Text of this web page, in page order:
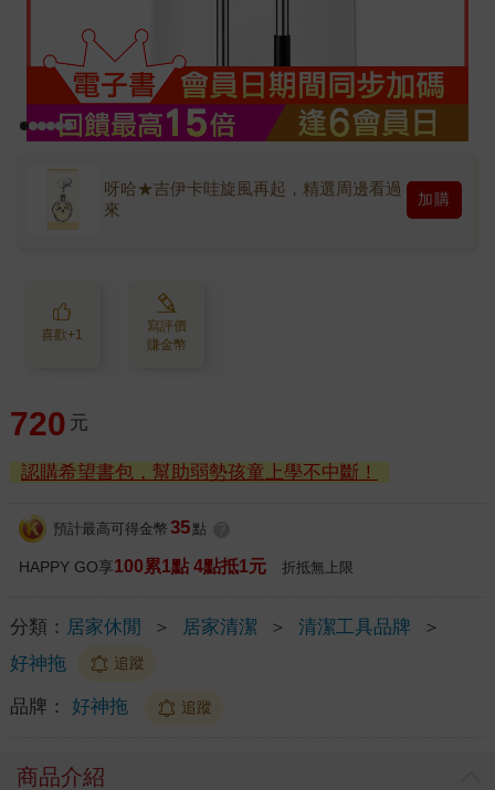
呀哈★吉伊卡哇旋風再起，精選周邊看過
來
加購
喜歡+1
寫評價
賺金幣
720 元
認購希望書包，幫助弱勢孩童上學不中斷！
預計最高可得金幣 35 點
HAPPY GO享100累1點 4點抵1元 折抵無上限
分類： 居家休閒 ＞ 居家清潔 ＞ 清潔工具品牌
＞
好神拖
追蹤
品牌： 好神拖 追蹤
商品介紹